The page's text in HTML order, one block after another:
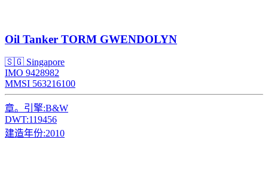
Oil Tanker TORM GWENDOLYN
🇸🇬 Singapore
IMO 9428982
MMSI 563216100
章。引擎:B&W
DWT:119456
建造年份:2010